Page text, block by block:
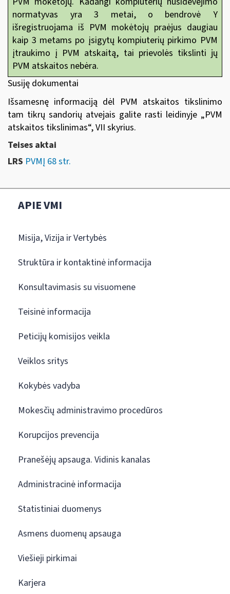
normatyvas yra 3 metai, o bendrovė Y
išregistruojama iš PVM mokėtojų praėjus daugiau
kaip 3 metams po įsigytų kompiuterių pirkimo PVM
įtraukimo į PVM atskaitą, tai prievolės tikslinti jų
PVM atskaitos nebėra.
Susiję dokumentai
Išsamesnę informaciją dėl PVM atskaitos tikslinimo
tam tikrų sandorių atvejais galite rasti leidinyje „PVM
atskaitos tikslinimas“, VII skyrius.
Teises aktai
LRS PVMĮ 68 str.
APIE VMI
Misija, Vizija ir Vertybės
Struktūra ir kontaktinė informacija
Konsultavimasis su visuomene
Teisinė informacija
Peticijų komisijos veikla
Veiklos sritys
Kokybės vadyba
Mokesčių administravimo procedūros
Korupcijos prevencija
Pranešėjų apsauga. Vidinis kanalas
Administracinė informacija
Statistiniai duomenys
Asmens duomenų apsauga
Viešieji pirkimai
Karjera